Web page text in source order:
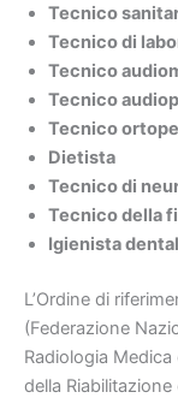
Tecnico
Tecnico di
Tecnico
Tecnico
Tecnico
Dietista
Tecnico di
Tecnico della
Igienista
L’Ordine di
(Federazione
Radiologia
della